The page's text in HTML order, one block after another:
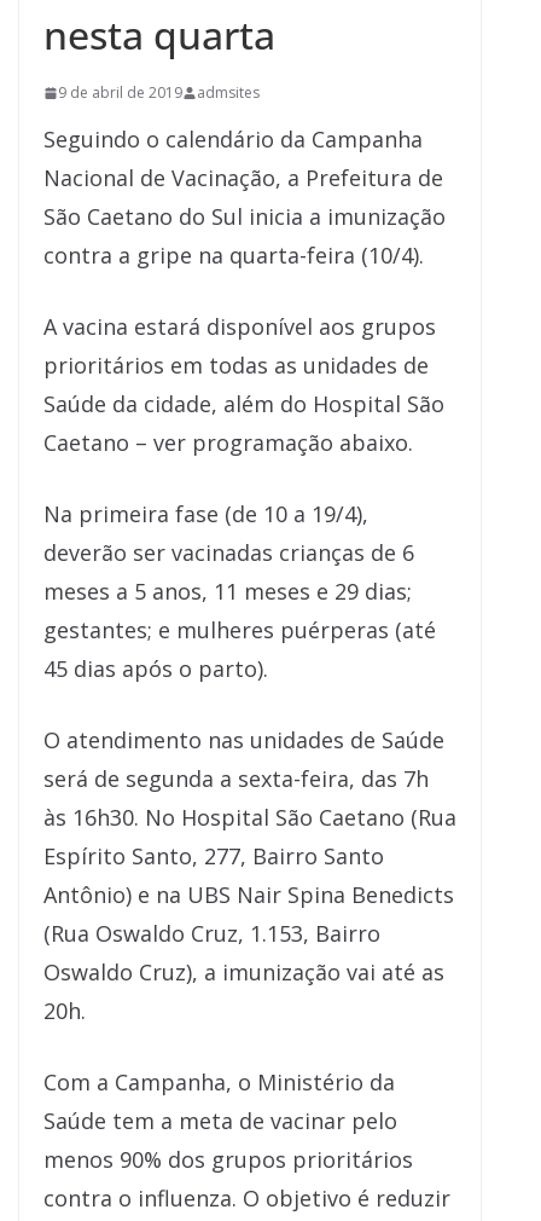
nesta quarta
9 de abril de 2019 admsites
Seguindo o calendário da Campanha
Nacional de Vacinação, a Prefeitura de
São Caetano do Sul inicia a imunização
contra a gripe na quarta-feira (10/4).
A vacina estará disponível aos grupos
prioritários em todas as unidades de
Saúde da cidade, além do Hospital São
Caetano – ver programação abaixo.
Na primeira fase (de 10 a 19/4),
deverão ser vacinadas crianças de 6
meses a 5 anos, 11 meses e 29 dias;
gestantes; e mulheres puérperas (até
45 dias após o parto).
O atendimento nas unidades de Saúde
será de segunda a sexta-feira, das 7h
às 16h30. No Hospital São Caetano (Rua
Espírito Santo, 277, Bairro Santo
Antônio) e na UBS Nair Spina Benedicts
(Rua Oswaldo Cruz, 1.153, Bairro
Oswaldo Cruz), a imunização vai até as
20h.
Com a Campanha, o Ministério da
Saúde tem a meta de vacinar pelo
menos 90% dos grupos prioritários
contra o influenza. O objetivo é reduzir